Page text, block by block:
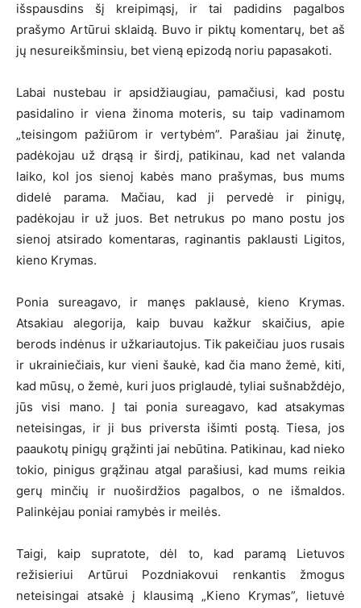
išspausdins šį kreipimąsį, ir tai padidins pagalbos
prašymo Artūrui sklaidą. Buvo ir piktų komentarų, bet aš
jų nesureikšminsiu, bet vieną epizodą noriu papasakoti.
Labai nustebau ir apsidžiaugiau, pamačiusi, kad postu
pasidalino ir viena žinoma moteris, su taip vadinamom
„teisingom pažiūrom ir vertybėm”. Parašiau jai žinutę,
padėkojau už drąsą ir širdį, patikinau, kad net valanda
laiko, kol jos sienoj kabės mano prašymas, bus mums
didelė parama. Mačiau, kad ji pervedė ir pinigų,
padėkojau ir už juos. Bet netrukus po mano postu jos
sienoj atsirado komentaras, raginantis paklausti Ligitos,
kieno Krymas.
Ponia sureagavo, ir manęs paklausė, kieno Krymas.
Atsakiau alegorija, kaip buvau kažkur skaičius, apie
berods indėnus ir užkariautojus. Tik pakeičiau juos rusais
ir ukrainiečiais, kur vieni šaukė, kad čia mano žemė, kiti,
kad mūsų, o žemė, kuri juos priglaudė, tyliai sušnabždėjo,
jūs visi mano. Į tai ponia sureagavo, kad atsakymas
neteisingas, ir ji bus priversta išimti postą. Tiesa, jos
paaukotų pinigų grąžinti jai nebūtina. Patikinau, kad nieko
tokio, pinigus grąžinau atgal parašiusi, kad mums reikia
gerų minčių ir nuoširdžios pagalbos, o ne išmaldos.
Palinkėjau poniai ramybės ir meilės.
Taigi, kaip supratote, dėl to, kad paramą Lietuvos
režisieriui Artūrui Pozdniakovui renkantis žmogus
neteisingai atsakė į klausimą „Kieno Krymas”, lietuvė